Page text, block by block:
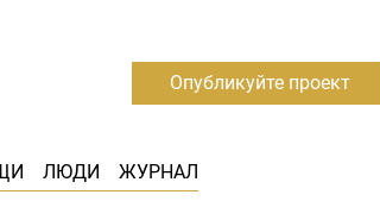
ЛЮДИ ЖУРНАЛ
Опубликуйте проект